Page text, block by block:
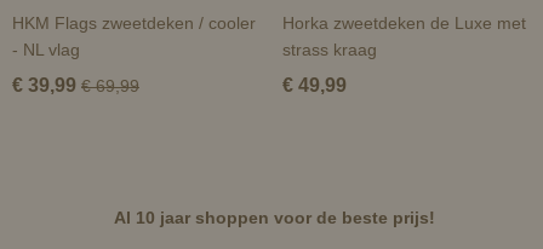
HKM Flags zweetdeken / cooler
- NL vlag
€ 39,99 € 69,99
Horka zweetdeken de Luxe met
strass kraag
€ 49,99
Al 10 jaar shoppen voor de beste prijs!